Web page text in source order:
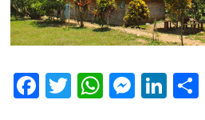
F
T
W M Li